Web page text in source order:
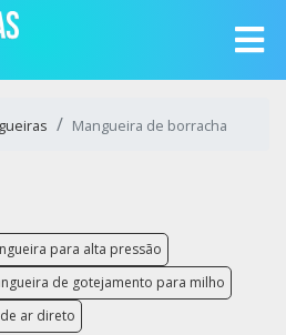
Mangueira de borracha
para alta pressão
de gotejamento para milho
ar direto